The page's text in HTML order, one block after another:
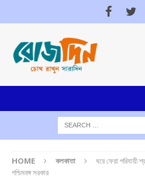
HOME কলকাতা
ঘরে ফেরা পরিযায়ী
পশ্চিমবঙ্গ সরকার